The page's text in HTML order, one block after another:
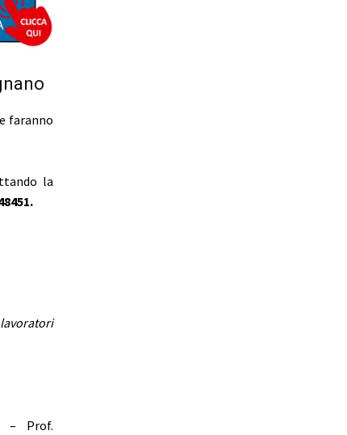
faranno
la
– Prof.